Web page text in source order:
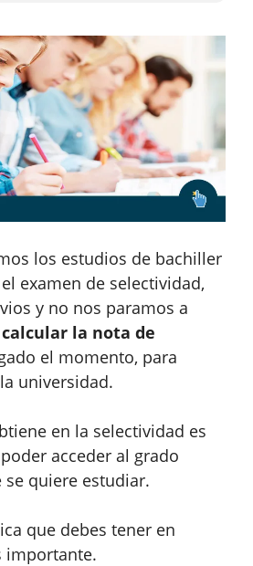
los estudios de bachiller
examen de selectividad,
y no nos paramos a
la nota de
el momento, para
universidad.
en la selectividad es
acceder al grado
quiere estudiar.
que debes tener en
importante.